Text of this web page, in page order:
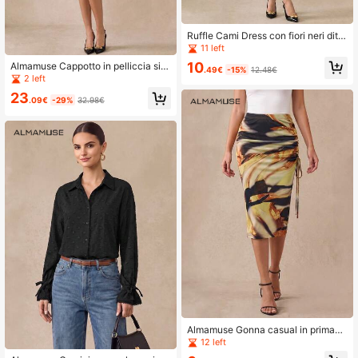
Almamuse Cappotto in pelliccia sint
etica foderato, classico e di alta qu
alità
2 left
23.09€ -29% 32.98€
Ruffle Cami Dress con fiori neri dits
y e motivi almamuse per donne, pri
mavera/soffiatore
11 left
10.49€ -15% 12.48€
Almamuse Gonna casual in primave
ra a vita alta, elastica, arricciata e c
on stampa, con spacco
12 left